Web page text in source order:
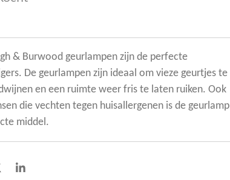
& Burwood geurlampen zijn de perfecte
De geurlampen zijn ideaal om vieze geurtjes te
en een ruimte weer fris te laten ruiken. Ook
die vechten tegen huisallergenen is de geurlamp
middel.
S